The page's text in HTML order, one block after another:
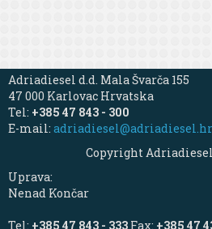
Adriadiesel d.d. Mala Švarča 155
47 000 Karlovac Hrvatska
Tel: +385 47 843 - 300
E-mail: adriadiesel@adriadiesel.hr
Copyright Adriadiesel
Uprava:
Nenad Končar
Tel: +385 47 843 - 333 Fax: +385 47